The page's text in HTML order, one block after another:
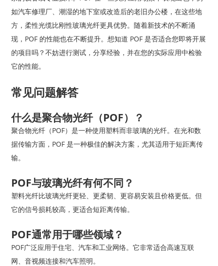
如汽车修理厂、潮湿的地下室或改造后的老旧办公楼，在这些地
方，柔性光缆比刚性玻璃光纤更具优势。随着新技术的不断涌
现，POF 的性能也在不断提升。想知道 POF 是否适合您即将开展
的项目吗？不妨进行测试，分享经验，并在您的实际应用中检验
它的性能。
常见问题解答
什么是聚合物光纤（POF）？
聚合物光纤（POF）是一种使用塑料而非玻璃的光纤。在光和数
据传输方面，POF 是一种极佳的解决方案，尤其适用于短距离传
输。
POF与玻璃光纤有何不同？
塑料光纤比玻璃光纤更轻、更柔韧、更容易安装且价格更低。但
它的信号损耗较高，更适合短距离传输。
POF通常用于哪些领域？
POF广泛应用于住宅、汽车和工业网络。它非常适合高速互联
网、音视频连接和汽车照明。